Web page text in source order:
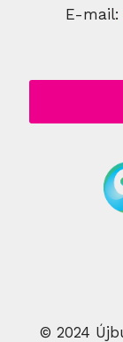
E-mail:
© 2024